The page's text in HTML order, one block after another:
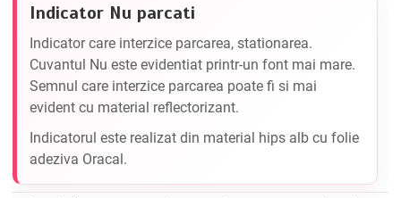
Indicator Nu parcati
Indicator care interzice parcarea, stationarea.
Cuvantul Nu este evidentiat printr-un font mai mare.
Semnul care interzice parcarea poate fi si mai
evident cu material reflectorizant.
Indicatorul este realizat din material hips alb cu folie
adeziva Oracal.